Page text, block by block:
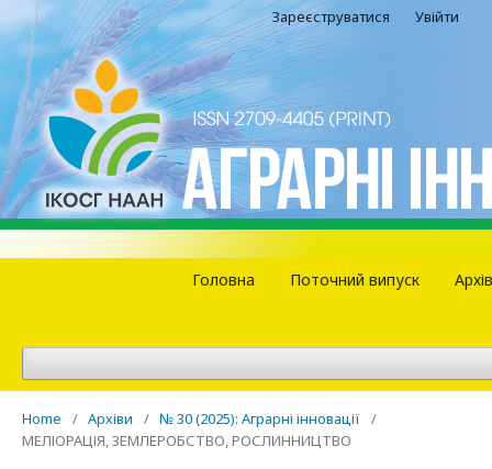
Головна Поточний випуск
Зареєструватися Увійти
Home / Архіви / № 30 (2025): Аграрні інновації
/
МЕЛІОРАЦІЯ, ЗЕМЛЕРОБСТВО, РОСЛИННИЦТВО